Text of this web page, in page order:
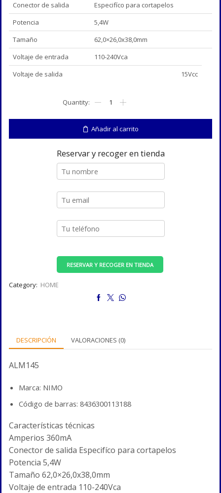
Conector de salida
Especifíco para cortapelos
Potencia
5,4W
Tamaño
62,0×26,0x38,0mm
Voltaje de entrada
110-240Vca
Voltaje de salida
15Vcc
-
cortapelos
cantidad
Añadir al carrito
Reservar y recoger en tienda
RESERVAR Y RECOGER EN TIENDA
Category: HOME
DESCRIPCIÓN VALORACIONES (0)
ALM145
Marca: NIMO
Código de barras: 8436300113188
Características técnicas
Amperios 360mA
Conector de salida Especifíco para cortapelos
Potencia 5,4W
Tamaño 62,0×26,0x38,0mm
Voltaje de entrada 110-240Vca